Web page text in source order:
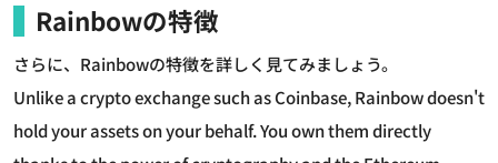
Rainbowの特徴
さらに、Rainbowの特徴を詳しく見てみましょう。
Unlike a crypto exchange such as Coinbase, Rainbow doesn't
hold your assets on your behalf. You own them directly